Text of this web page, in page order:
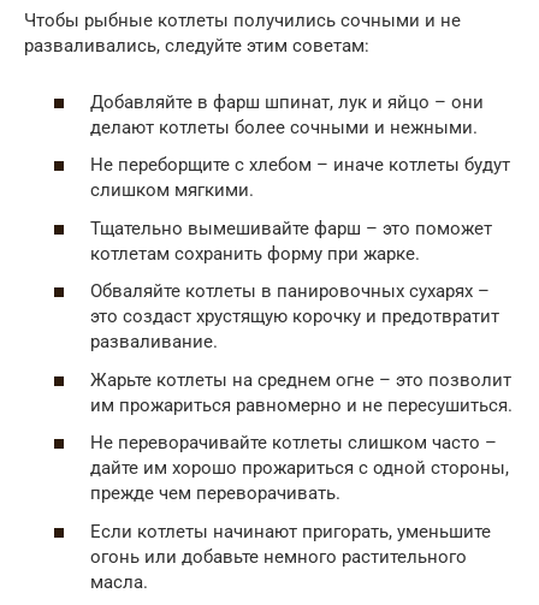
Чтобы рыбные котлеты получились сочными и не
разваливались, следуйте этим советам:
Добавляйте в фарш шпинат, лук и яйцо – они
делают котлеты более сочными и нежными.
Не переборщите с хлебом – иначе котлеты будут
слишком мягкими.
Тщательно вымешивайте фарш – это поможет
котлетам сохранить форму при жарке.
Обваляйте котлеты в панировочных сухарях –
это создаст хрустящую корочку и предотвратит
разваливание.
Жарьте котлеты на среднем огне – это позволит
им прожариться равномерно и не пересушиться.
Не переворачивайте котлеты слишком часто –
дайте им хорошо прожариться с одной стороны,
прежде чем переворачивать.
Если котлеты начинают пригорать, уменьшите
огонь или добавьте немного растительного
масла.